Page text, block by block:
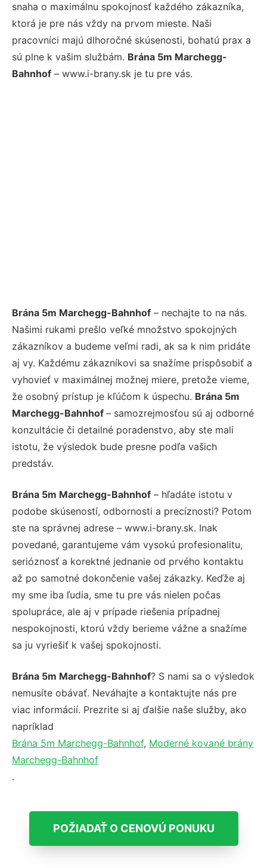
snaha o maximálnu spokojnosť každého zákazníka,
ktorá je pre nás vždy na prvom mieste. Naši
pracovníci majú dlhoročné skúsenosti, bohatú prax a
sú plne k vašim službám. Brána 5m Marchegg-
Bahnhof – www.i-brany.sk je tu pre vás.
Brána 5m Marchegg-Bahnhof – nechajte to na nás.
Našimi rukami prešlo veľké množstvo spokojných
zákazníkov a budeme veľmi radi, ak sa k nim pridáte
aj vy. Každému zákazníkovi sa snažíme prispôsobiť a
vyhovieť v maximálnej možnej miere, pretože vieme,
že osobný prístup je kľúčom k úspechu. Brána 5m
Marchegg-Bahnhof – samozrejmosťou sú aj odborné
konzultácie či detailné poradenstvo, aby ste mali
istotu, že výsledok bude presne podľa vašich
predstáv.
Brána 5m Marchegg-Bahnhof – hľadáte istotu v
podobe skúseností, odbornosti a precíznosti? Potom
ste na správnej adrese – www.i-brany.sk. Inak
povedané, garantujeme vám vysokú profesionalitu,
serióznosť a korektné jednanie od prvého kontaktu
až po samotné dokončenie vašej zákazky. Keďže aj
my sme iba ľudia, sme tu pre vás nielen počas
spolupráce, ale aj v prípade riešenia prípadnej
nespokojnosti, ktorú vždy berieme vážne a snažíme
sa ju vyriešiť k vašej spokojnosti.
Brána 5m Marchegg-Bahnhof? S nami sa o výsledok
nemusíte obávať. Neváhajte a kontaktujte nás pre
viac informácií. Prezrite si aj ďalšie naše služby, ako
napríklad
Brána 5m Marchegg-Bahnhof, Moderné kované brány
Marchegg-Bahnhof
.
POŽIADAŤ O CENOVÚ PONUKU